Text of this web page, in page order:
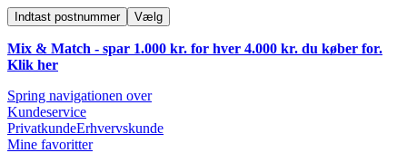
Indtast postnummer Vælg
Mix & Match - spar 1.000 kr. for hver 4.000 kr. du køber for.
Klik her
Spring navigationen over
Kundeservice
PrivatkundeErhvervskunde
Mine favoritter